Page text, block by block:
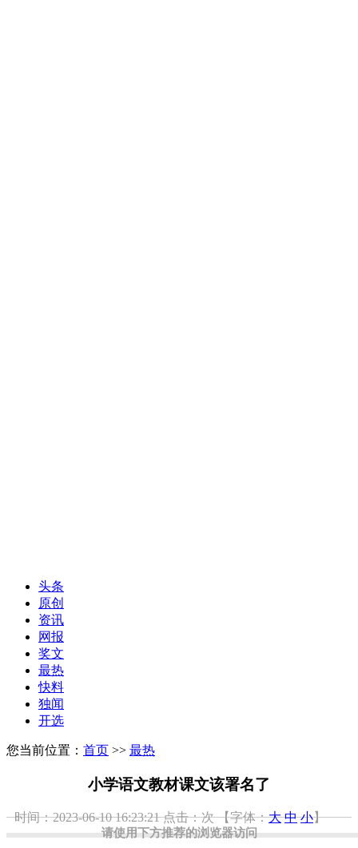
请使用下方推荐的浏览器访问
头条
原创
资讯
网报
奖文
最热
快料
独闻
开选
您当前位置： 首页 >> 最热
小学语文教材课文该署名了
时间：2023-06-10 16:23:21点击：次 【字体：大 中 小】